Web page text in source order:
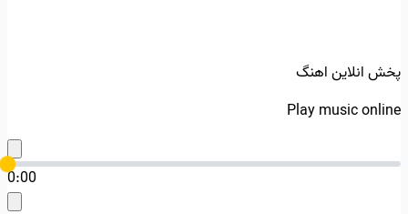
پخش انلاین اهنگ
Play music online
0:00